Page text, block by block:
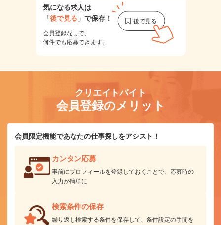
気になる求人は
「後で見る 」で保存！
会員登録なしで、
何件でも応募できます。
クリエイトバイト
会員登録のメリット
会員限定機能であなたの仕事探しをアシスト！
カンタン応募
事前にプロフィールを登録しておくことで、応募時の
入力が簡単に
検索条件の保存
繰り返し検索する条件を保存して、条件設定の手間を